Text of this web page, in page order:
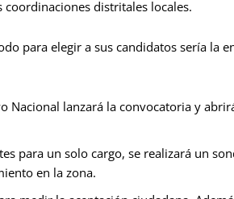
distritales locales.
para elegir a sus candidatos sería la
Nacional lanzará la convocatoria y
para un solo cargo, se realizará un
en la zona.